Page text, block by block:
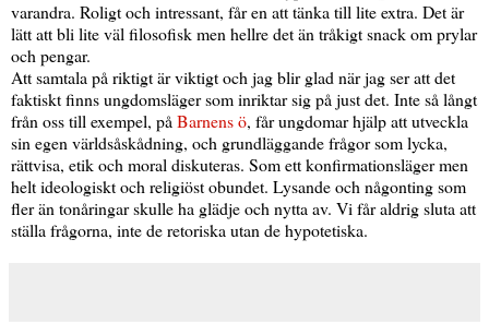
varandra. Roligt och intressant, får en att tänka till lite extra. Det är
lätt att bli lite väl filosofisk men hellre det än tråkigt snack om prylar
och pengar.
Att samtala på riktigt är viktigt och jag blir glad när jag ser att det
faktiskt finns ungdomsläger som inriktar sig på just det. Inte så långt
från oss till exempel, på Barnens ö, får ungdomar hjälp att utveckla
sin egen världsåskådning, och grundläggande frågor som lycka,
rättvisa, etik och moral diskuteras. Som ett konfirmationsläger men
helt ideologiskt och religiöst obundet. Lysande och någonting som
fler än tonåringar skulle ha glädje och nytta av. Vi får aldrig sluta att
ställa frågorna, inte de retoriska utan de hypotetiska.